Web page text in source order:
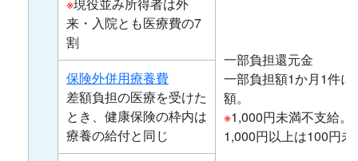
一部負担還元金
一部負担額1か月1件
額。
※1,000円未満不支給。
1,000円以上は100円
来・入院とも医療費の7
割
保険外併用療養費
差額負担の医療を受けた
とき、健康保険の枠内は
療養の給付と同じ